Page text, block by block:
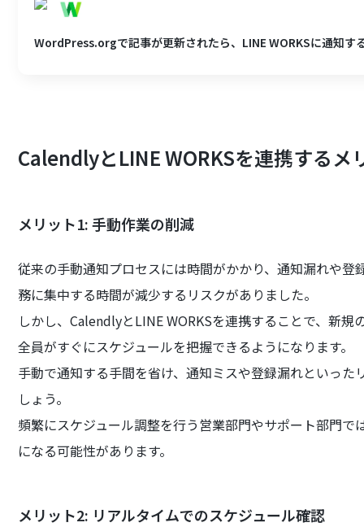
WordPress.orgで記事が更新されたら、LINE WORKSに通知す
CalendlyとLINE WORKSを連携するメ
メリット1: 手動作業の削減
従来の手動通知プロセスには時間がかかり、通知漏れや
務に集中する時間が減少するリスクがありました。
しかし、CalendlyとLINE WORKSを連携することで、新
全員がすぐにスケジュールを把握できるようになります。
手動で通知する手間を省け、通知ミスや登録漏れといっ
しょう。
頻繁にスケジュール調整を行う営業部門やサポート部門
になる可能性があります。
メリット2: リアルタイムでのスケジュール確認